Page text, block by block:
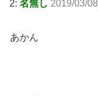
2: 名無し 2019/03/
あかん